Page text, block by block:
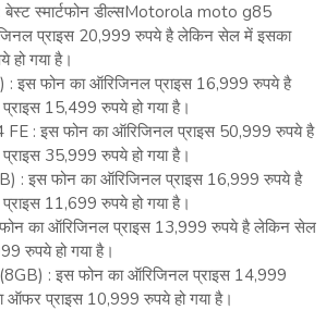
स्मार्टफोन डील्सMotorola moto g85
प्राइस 20,999 रुपये है लेकिन सेल में इसका
गया है।
इस फोन का ऑरिजिनल प्राइस 16,999 रुपये है
15,499 रुपये हो गया है।
: इस फोन का ऑरिजिनल प्राइस 50,999 रुपये है
35,999 रुपये हो गया है।
: इस फोन का ऑरिजिनल प्राइस 16,999 रुपये है
11,699 रुपये हो गया है।
का ऑरिजिनल प्राइस 13,999 रुपये है लेकिन सेल
रुपये हो गया है।
: इस फोन का ऑरिजिनल प्राइस 14,999
प्राइस 10,999 रुपये हो गया है।